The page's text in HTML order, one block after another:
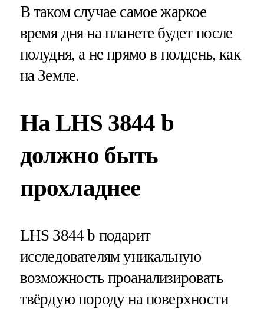
В таком случае самое жаркое
время дня на планете будет после
полудня, а не прямо в полдень, как
на Земле.
На LHS 3844 b
должно быть
прохладнее
LHS 3844 b подарит
исследователям уникальную
возможность проанализировать
твёрдую породу на поверхности